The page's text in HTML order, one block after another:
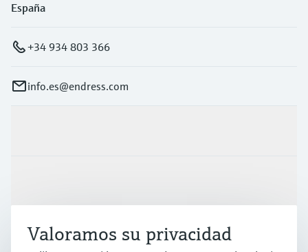
España
+34 934 803 366
info.es@endress.com
Soporte
Valoramos su privacidad